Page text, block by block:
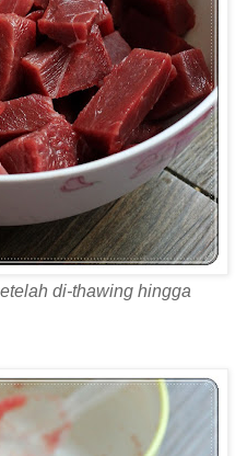
di-thawing hingga